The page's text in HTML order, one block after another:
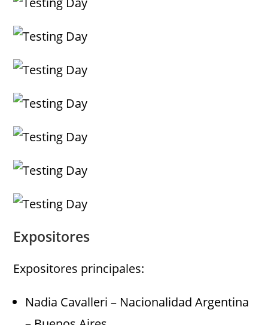
Expositores
Expositores principales:
Nadia Cavalleri – Nacionalidad Argentina